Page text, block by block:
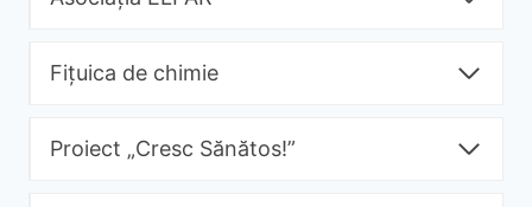
Fițuica de chimie
Proiect „Cresc Sănătos!”